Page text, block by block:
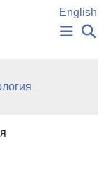
English